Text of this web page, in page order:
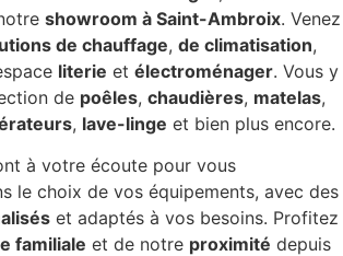
showroom à Saint-Ambroix. Venez
de chauffage, de climatisation,
literie et électroménager. Vous y
de poêles, chaudières, matelas,
, lave-linge et bien plus encore.
à votre écoute pour vous
le choix de vos équipements, avec des
et adaptés à vos besoins. Profitez
familiale et de notre proximité depuis